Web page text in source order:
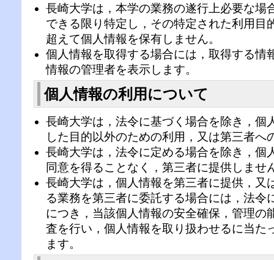
長崎大学は，本学の業務の遂行上必要な場
できる限り特定し，その特定された利用目
超えて個人情報を保有しません。
個人情報を取得する場合には，取得する情
情報の管理者を表示します。
個人情報の利用について
長崎大学は，法令に基づく場合を除き，個
した目的以外のための利用，又は第三者へ
長崎大学は，法令に定める場合を除き，個
同意を得ることなく，第三者に提供しませ
長崎大学は，個人情報を第三者に提供，又
る業務を第三者に委託する場合には，法令
につき，当該個人情報の安全確保，管理の
査を行い，個人情報を取り扱わせるに当た
ます。